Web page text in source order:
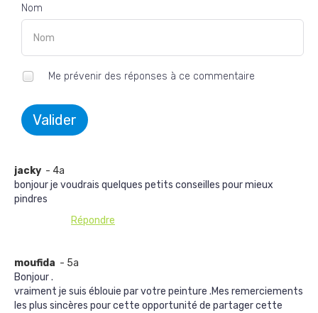
Nom
Me prévenir des réponses à ce commentaire
Valider
jacky - 4a
bonjour je voudrais quelques petits conseilles pour mieux
pindres
Répondre
moufida - 5a
Bonjour .
vraiment je suis éblouie par votre peinture .Mes remerciements
les plus sincères pour cette opportunité de partager cette